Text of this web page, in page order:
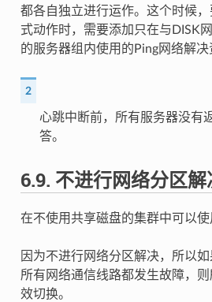
都各自独立进行运作。这个时候
式动作时，需要添加只在与DISK
的服务器组内使用的Ping网络解决
2
心跳中断前，所有服务器没有
答。
6.9. 不进行网络分区解
在不使用共享磁盘的集群中可以使
因为不进行网络分区解决，所以
所有网络通信线路都发生故障，
效切换。